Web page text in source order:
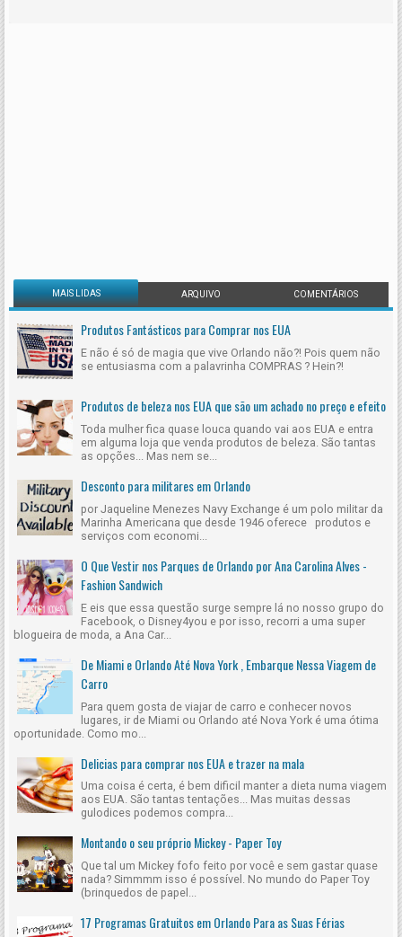
MAIS LIDAS ARQUIVO COMENTÁRIOS
Produtos Fantásticos para Comprar nos EUA
E não é só de magia que vive Orlando não?! Pois quem não
se entusiasma com a palavrinha COMPRAS ? Hein?!
Produtos de beleza nos EUA que são um achado no preço e efeito
Toda mulher fica quase louca quando vai aos EUA e entra
em alguma loja que venda produtos de beleza. São tantas
as opções... Mas nem se...
Desconto para militares em Orlando
por Jaqueline Menezes Navy Exchange é um polo militar da
Marinha Americana que desde 1946 oferece produtos e
serviços com economi...
O Que Vestir nos Parques de Orlando por Ana Carolina Alves -
Fashion Sandwich
E eis que essa questão surge sempre lá no nosso grupo do
Facebook, o Disney4you e por isso, recorri a uma super
blogueira de moda, a Ana Car...
De Miami e Orlando Até Nova York , Embarque Nessa Viagem de
Carro
Para quem gosta de viajar de carro e conhecer novos
lugares, ir de Miami ou Orlando até Nova York é uma ótima
oportunidade. Como mo...
Delicias para comprar nos EUA e trazer na mala
Uma coisa é certa, é bem dificil manter a dieta numa viagem
aos EUA. São tantas tentações... Mas muitas dessas
gulodices podemos compra...
Montando o seu próprio Mickey - Paper Toy
Que tal um Mickey fofo feito por você e sem gastar quase
nada? Simmmm isso é possível. No mundo do Paper Toy
(brinquedos de papel...
17 Programas Gratuitos em Orlando Para as Suas Férias